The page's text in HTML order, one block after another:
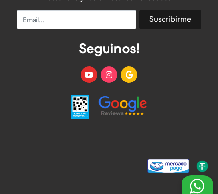
Email Suscribirme
Seguinos!